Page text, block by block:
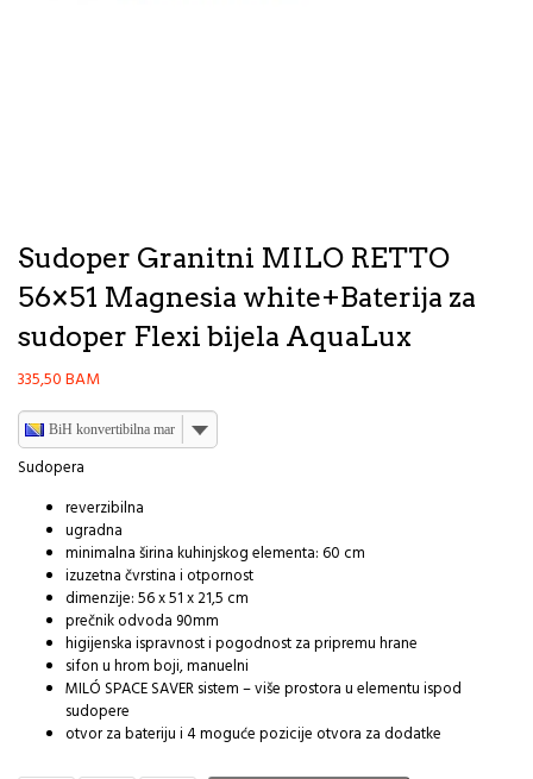
Sudoper Granitni MILO RETTO
56×51 Magnesia white+Baterija za
sudoper Flexi bijela AquaLux
335,50BAM
BiH konvertibilna marka
Sudopera
reverzibilna
ugradna
minimalna širina kuhinjskog elementa: 60 cm
izuzetna čvrstina i otpornost
dimenzije: 56 x 51 x 21,5 cm
prečnik odvoda 90mm
higijenska ispravnost i pogodnost za pripremu hrane
sifon u hrom boji, manuelni
MILÓ SPACE SAVER sistem – više prostora u elementu ispod
sudopere
otvor za bateriju i 4 moguće pozicije otvora za dodatke